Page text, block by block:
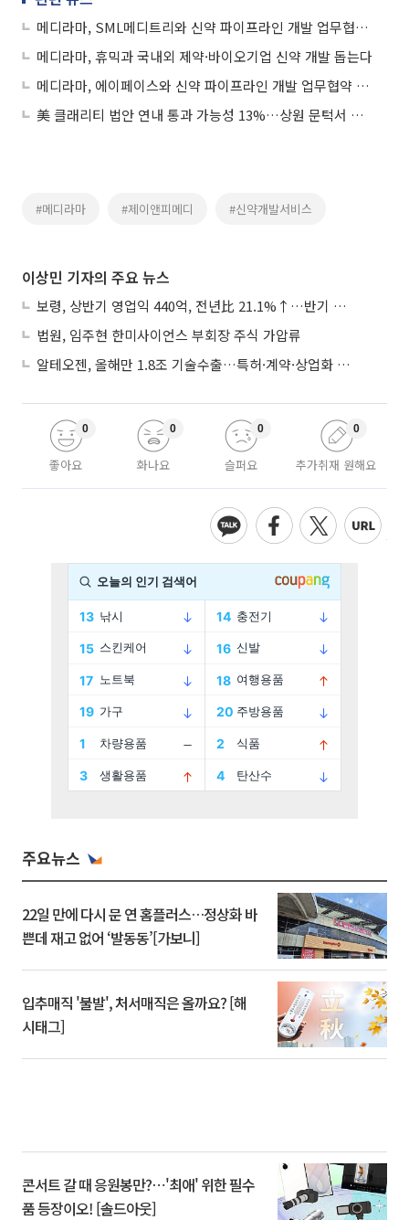
메디라마, SML메디트리와 신약 파이프라인 개발 업무협약 체결
메디라마, 휴믹과 국내외 제약·바이오기업 신약 개발 돕는다
메디라마, 에이페이스와 신약 파이프라인 개발 업무협약 체결
美 클래리티 법안 연내 통과 가능성 13%…상원 문턱서 제동
#메디라마 #제이앤피메디 #신약개발서비스
이상민 기자의 주요 뉴스
보령, 상반기 영업익 440억, 전년比 21.1%↑…반기 역대 최대
법원, 임주현 한미사이언스 부회장 주식 가압류
알테오젠, 올해만 1.8조 기술수출…특허·계약·상업화 ‘삼박자’
좋아요
0
화나요
0
슬퍼요
0
추가취재 원해요
0
주요뉴스
22일 만에 다시 문 연 홈플러스…정상화 바
쁜데 재고 없어 ‘발동동’[가보니]
입추매직 '불발', 처서매직은 올까요? [해
시태그]
콘서트 갈 때 응원봉만?⋯'최애' 위한 필수
품 등장이오! [솔드아웃]